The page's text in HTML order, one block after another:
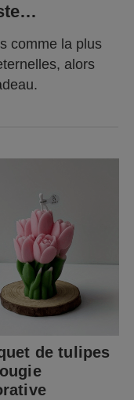
comme la plus
alors
de tulipes